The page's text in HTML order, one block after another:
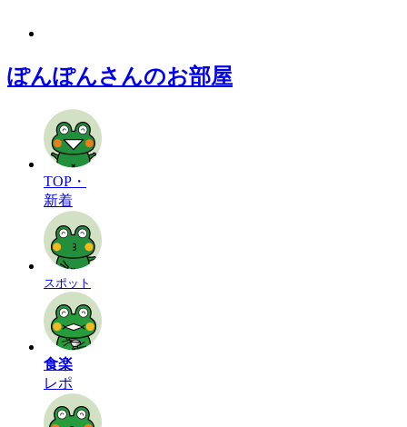
ぽんぽんさんのお部屋
TOP・
新着
スポット
食楽
レポ